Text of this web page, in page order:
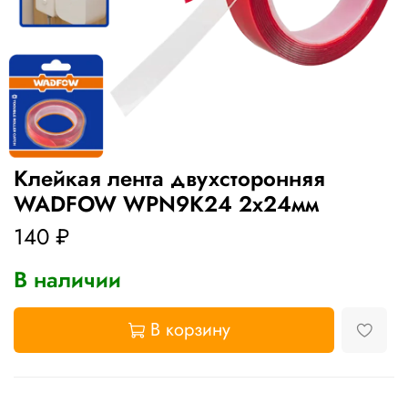
Клейкая лента двухсторонняя
WADFOW WPN9K24 2х24мм
140 ₽
В наличии
В корзину